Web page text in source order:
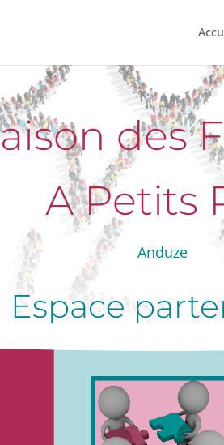
des
A Petits
Anduze
Espace